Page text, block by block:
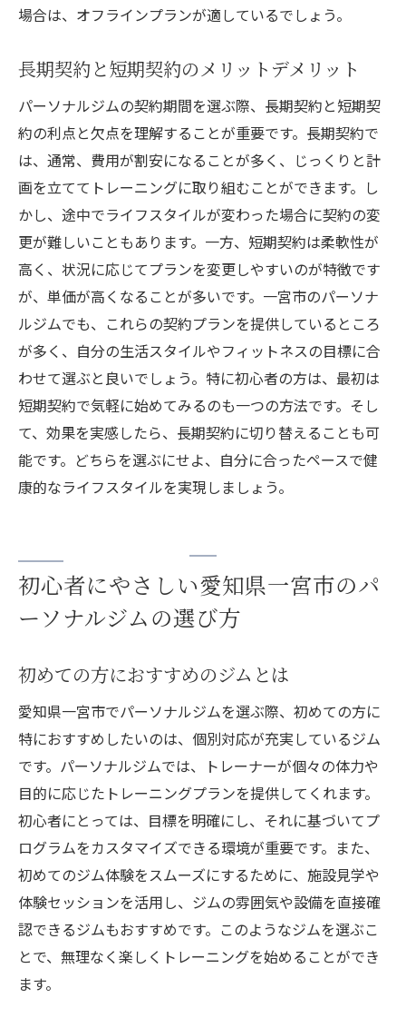
場合は、オフラインプランが適しているでしょう。
長期契約と短期契約のメリットデメリット
パーソナルジムの契約期間を選ぶ際、長期契約と短期契
約の利点と欠点を理解することが重要です。長期契約で
は、通常、費用が割安になることが多く、じっくりと計
画を立ててトレーニングに取り組むことができます。し
かし、途中でライフスタイルが変わった場合に契約の変
更が難しいこともあります。一方、短期契約は柔軟性が
高く、状況に応じてプランを変更しやすいのが特徴です
が、単価が高くなることが多いです。一宮市のパーソナ
ルジムでも、これらの契約プランを提供しているところ
が多く、自分の生活スタイルやフィットネスの目標に合
わせて選ぶと良いでしょう。特に初心者の方は、最初は
短期契約で気軽に始めてみるのも一つの方法です。そし
て、効果を実感したら、長期契約に切り替えることも可
能です。どちらを選ぶにせよ、自分に合ったペースで健
康的なライフスタイルを実現しましょう。
初心者にやさしい愛知県一宮市のパ
ーソナルジムの選び方
初めての方におすすめのジムとは
愛知県一宮市でパーソナルジムを選ぶ際、初めての方に
特におすすめしたいのは、個別対応が充実しているジム
です。パーソナルジムでは、トレーナーが個々の体力や
目的に応じたトレーニングプランを提供してくれます。
初心者にとっては、目標を明確にし、それに基づいてプ
ログラムをカスタマイズできる環境が重要です。また、
初めてのジム体験をスムーズにするために、施設見学や
体験セッションを活用し、ジムの雰囲気や設備を直接確
認できるジムもおすすめです。このようなジムを選ぶこ
とで、無理なく楽しくトレーニングを始めることができ
ます。